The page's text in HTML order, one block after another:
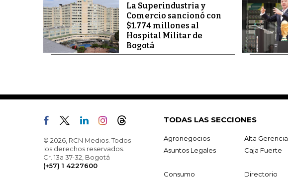
La Superindustria y
Comercio sancionó con
$1.774 millones al
Hospital Militar de
Bogotá
© 2026, RCN Medios. Todos
los derechos reservados.
Cr. 13a 37-32, Bogotá
(+57) 1 4227600
TODAS LAS SECCIONES
Agronegocios Alta Gerencia
Asuntos Legales
Caja Fuerte
Consumo
Directorio